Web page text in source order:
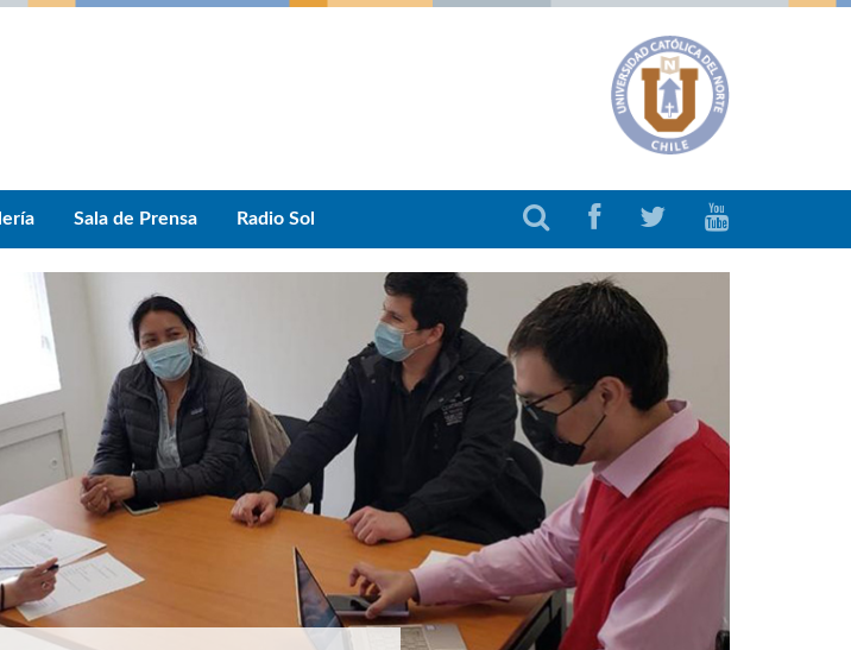
Sala de Prensa Radio Sol